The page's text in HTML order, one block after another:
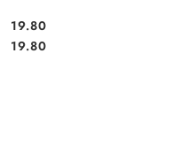
Cena:
19.80
Cena:
19.80